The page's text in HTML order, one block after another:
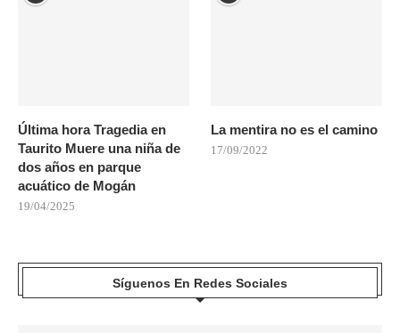
Última hora Tragedia en
Taurito Muere una niña de
dos años en parque
acuático de Mogán
19/04/2025
La mentira no es el camino
17/09/2022
Síguenos En Redes Sociales